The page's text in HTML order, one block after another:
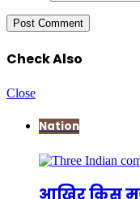
Check Also
Close
Nation